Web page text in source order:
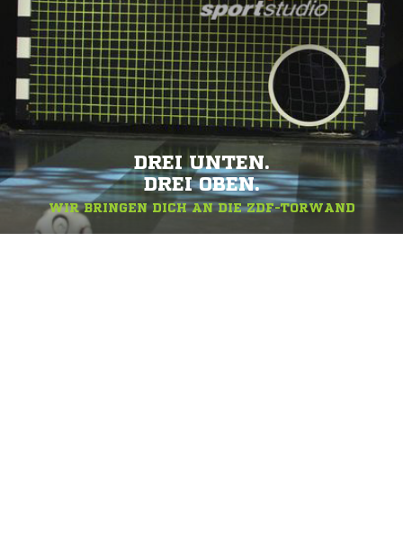
DREI UNTEN.
DREI OBEN.
WIR BRINGEN DICH AN DIE ZDF-TORWAND